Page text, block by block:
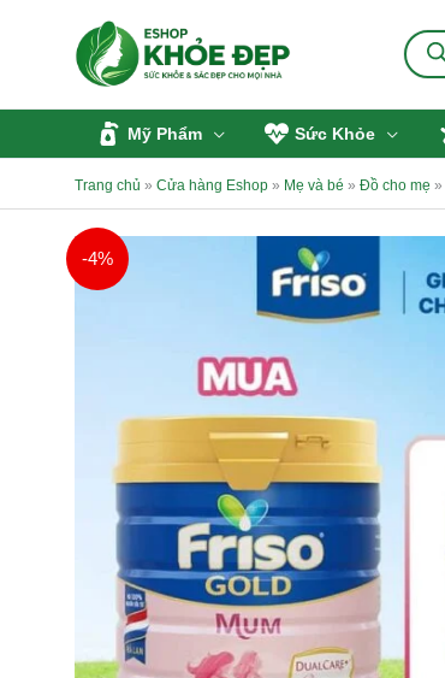
Tìm
kiếm
sản
Mỹ Phẩm Sức Khỏe
Trang chủ » Cửa hàng Eshop » Mẹ và bé » Đồ cho mẹ »
-4%